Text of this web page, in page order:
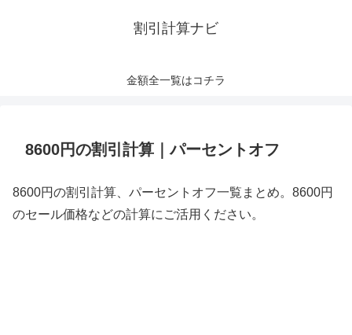
割引計算ナビ
金額全一覧はコチラ
8600円の割引計算｜パーセントオフ
8600円の割引計算、パーセントオフ一覧まとめ。8600円
のセール価格などの計算にご活用ください。